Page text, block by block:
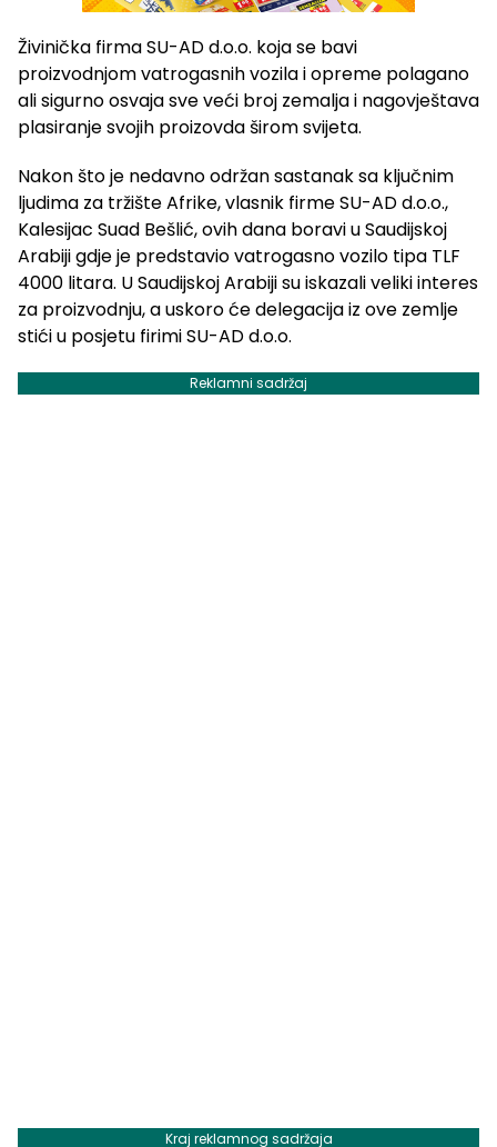
Živinička firma SU-AD d.o.o. koja se bavi
proizvodnjom vatrogasnih vozila i opreme polagano
ali sigurno osvaja sve veći broj zemalja i nagovještava
plasiranje svojih proizovda širom svijeta.
Nakon što je nedavno održan sastanak sa ključnim
ljudima za tržište Afrike, vlasnik firme SU-AD d.o.o.,
Kalesijac Suad Bešlić, ovih dana boravi u Saudijskoj
Arabiji gdje je predstavio vatrogasno vozilo tipa TLF
4000 litara. U Saudijskoj Arabiji su iskazali veliki interes
za proizvodnju, a uskoro će delegacija iz ove zemlje
stići u posjetu firimi SU-AD d.o.o.
Reklamni sadržaj
Kraj reklamnog sadržaja